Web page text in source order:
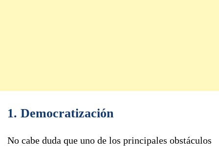
1. Democratización
No cabe duda que uno de los principales obstáculos